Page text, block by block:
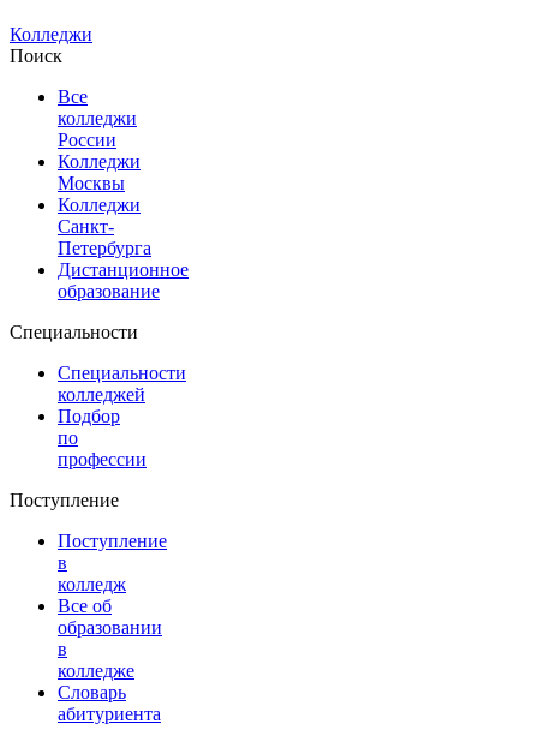
Колледжи
Поиск
Все
колледжи
России
Колледжи
Москвы
Колледжи
Санкт-
Петербурга
Дистанционное
образование
Специальности
Специальности
колледжей
Подбор
по
профессии
Поступление
Поступление
в
колледж
Все об
образовании
в
колледже
Словарь
абитуриента